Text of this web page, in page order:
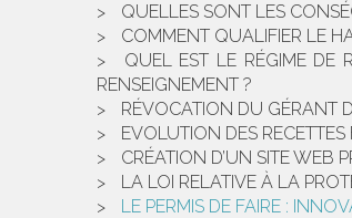
QUELLES SONT LES
COMMENT QUALIFIER LE
QUEL EST LE RÉGIME DE
RENSEIGNEMENT ?
RÉVOCATION DU GÉRANT
EVOLUTION DES
CRÉATION D’UN SITE WEB
LA LOI RELATIVE À LA
LE PERMIS DE FAIRE :